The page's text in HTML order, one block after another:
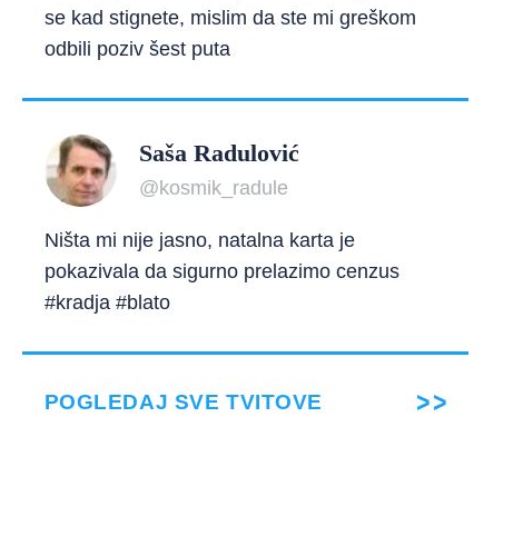
se kad stignete, mislim da ste mi greškom
odbili poziv šest puta
Saša Radulović
@kosmik_radule
Ništa mi nije jasno, natalna karta je
pokazivala da sigurno prelazimo cenzus
#kradja #blato
POGLEDAJ SVE TVITOVE